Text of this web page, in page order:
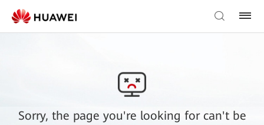
Sorry, the page you're looking for can't be